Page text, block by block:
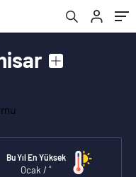
Bu Yıl En Yüksek
Ocak / ˚